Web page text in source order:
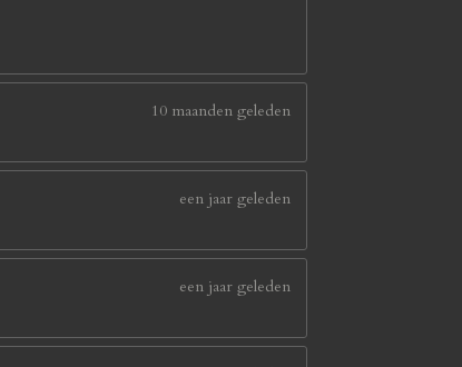
10 maanden geleden
een jaar geleden
een jaar geleden